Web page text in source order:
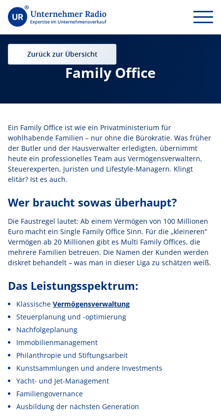
Zurück zur Übersicht
Family Office
Ein Family Office ist wie ein Privatministerium für
wohlhabende Familien – nur ohne die Bürokratie. Was früher
der Butler und der Hausverwalter erledigten, übernimmt
heute ein professionelles Team aus Vermögensverwaltern,
Steuerexperten, Juristen und Lifestyle-Managern. Klingt
elitär? Ist es auch.
Wer braucht sowas überhaupt?
Die Faustregel lautet: Ab einem Vermögen von 100 Millionen
Euro macht ein Single Family Office Sinn. Für die „kleineren“
Vermögen ab 20 Millionen gibt es Multi Family Offices, die
mehrere Familien betreuen. Die Namen der Kunden werden
diskret behandelt – was man in dieser Liga zu schätzen weiß.
Das Leistungsspektrum:
Klassische Vermögensverwaltung
Steuerplanung und -optimierung
Nachfolgeplanung
Immobilienmanagement
Philanthropie und Stiftungsarbeit
Kunstsammlungen und andere Investments
Yacht- und Jet-Management
Familiengovernance
Ausbildung der nächsten Generation